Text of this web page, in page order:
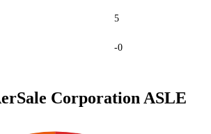
5
-0
CorporationASLE